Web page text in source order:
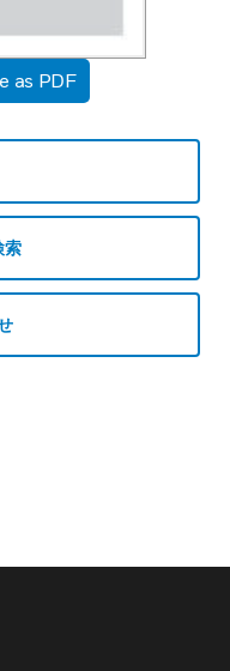
as PDF
索